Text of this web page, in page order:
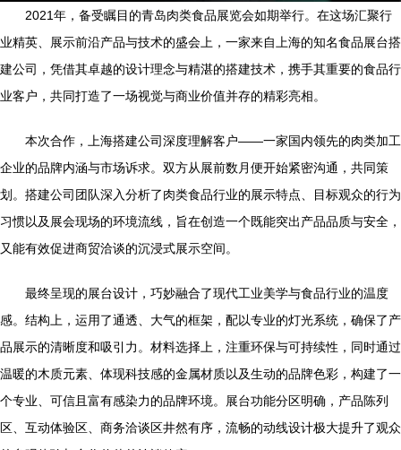
2021年，备受瞩目的青岛肉类食品展览会如期举行。在这场汇聚行
业精英、展示前沿产品与技术的盛会上，一家来自上海的知名食品展台搭
建公司，凭借其卓越的设计理念与精湛的搭建技术，携手其重要的食品行
业客户，共同打造了一场视觉与商业价值并存的精彩亮相。
本次合作，上海搭建公司深度理解客户——一家国内领先的肉类加工
企业的品牌内涵与市场诉求。双方从展前数月便开始紧密沟通，共同策
划。搭建公司团队深入分析了肉类食品行业的展示特点、目标观众的行为
习惯以及展会现场的环境流线，旨在创造一个既能突出产品品质与安全，
又能有效促进商贸洽谈的沉浸式展示空间。
最终呈现的展台设计，巧妙融合了现代工业美学与食品行业的温度
感。结构上，运用了通透、大气的框架，配以专业的灯光系统，确保了产
品展示的清晰度和吸引力。材料选择上，注重环保与可持续性，同时通过
温暖的木质元素、体现科技感的金属材质以及生动的品牌色彩，构建了一
个专业、可信且富有感染力的品牌环境。展台功能分区明确，产品陈列
区、互动体验区、商务洽谈区井然有序，流畅的动线设计极大提升了观众